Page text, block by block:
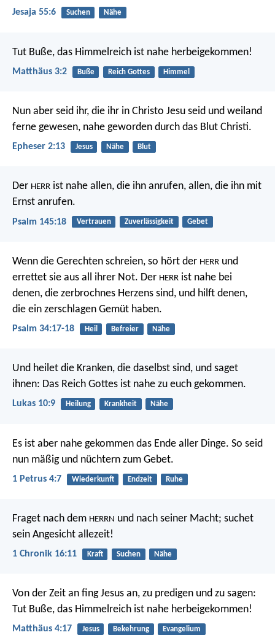
Jesaja 55:6 Suchen Nähe
Tut Buße, das Himmelreich ist nahe herbeigekommen!
Matthäus 3:2 Buße Reich Gottes Himmel
Nun aber seid ihr, die ihr in Christo Jesu seid und weiland
ferne gewesen, nahe geworden durch das Blut Christi.
Epheser 2:13 Jesus Nähe Blut
Der HERR ist nahe allen, die ihn anrufen, allen, die ihn mit
Ernst anrufen.
Psalm 145:18 Vertrauen Zuverlässigkeit Gebet
Wenn die Gerechten schreien, so hört der HERR und
errettet sie aus all ihrer Not. Der HERR ist nahe bei
denen, die zerbrochnes Herzens sind, und hilft denen,
die ein zerschlagen Gemüt haben.
Psalm 34:17-18 Heil Befreier Nähe
Und heilet die Kranken, die daselbst sind, und saget
ihnen: Das Reich Gottes ist nahe zu euch gekommen.
Lukas 10:9 Heilung Krankheit Nähe
Es ist aber nahe gekommen das Ende aller Dinge. So seid
nun mäßig und nüchtern zum Gebet.
1 Petrus 4:7 Wiederkunft Endzeit Ruhe
Fraget nach dem HERRN und nach seiner Macht; suchet
sein Angesicht allezeit!
1 Chronik 16:11 Kraft Suchen Nähe
Von der Zeit an fing Jesus an, zu predigen und zu sagen:
Tut Buße, das Himmelreich ist nahe herbeigekommen!
Matthäus 4:17 Jesus Bekehrung Evangelium